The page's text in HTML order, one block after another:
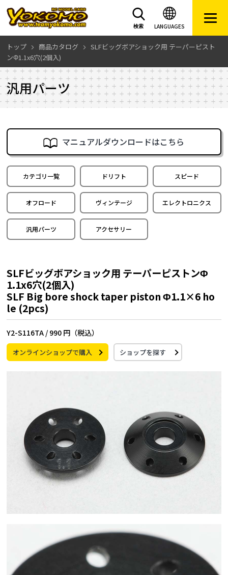
LANGUAGES
検索
トップ 商品カタログ
SLFビッグボアショック用 テーパーピスト
ンΦ1.1x6穴(2個入)
汎用パーツ
マニュアルダウンロードはこちら
カテゴリ一覧 ドリフト スピード
オフロード ヴィンテージ エレクトロニクス
汎用パーツ アクセサリー
SLFビッグボアショック用 テーパーピストンΦ
1.1x6穴(2個入)
SLF Big bore shock taper piston Φ1.1×6 ho
le (2pcs)
Y2-S116TA / 990 円（税込）
オンラインショップで購入 ショップを探す